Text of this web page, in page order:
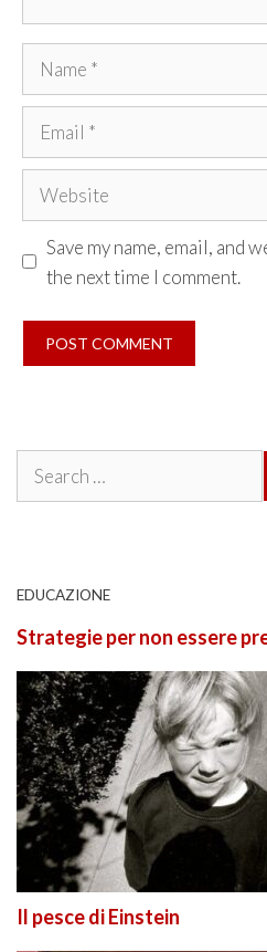
Name
Email
Website
Save my name, email, and
the next time I comment.
Search
EDUCAZIONE
Strategie per non essere
Il pesce di Einstein